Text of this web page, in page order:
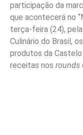
participação da
que acontecerá no
terça-feira (24),
Culinário do Brasil,
produtos da
receitas nos rounds